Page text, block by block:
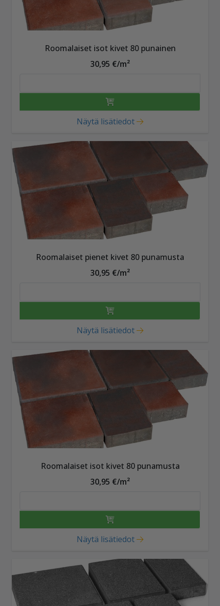
Roomalaiset isot kivet 80 punainen
30,95 €/m²
Näytä lisätiedot
Roomalaiset pienet kivet 80 punamusta
30,95 €/m²
Näytä lisätiedot
Roomalaiset isot kivet 80 punamusta
30,95 €/m²
Näytä lisätiedot